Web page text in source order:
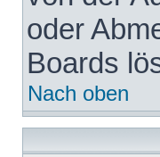
oder
Boards
Nach oben